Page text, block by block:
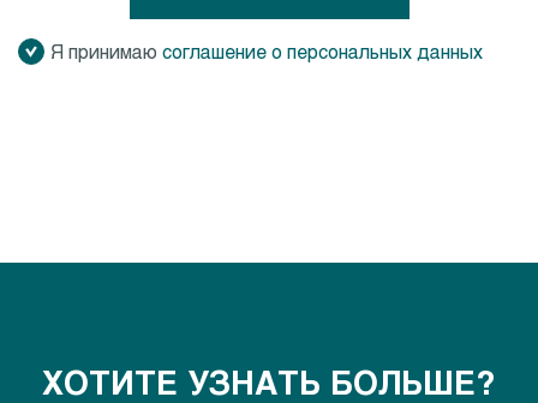
Я принимаю соглашение о персональных данных
ХОТИТЕ УЗНАТЬ БОЛЬШЕ?